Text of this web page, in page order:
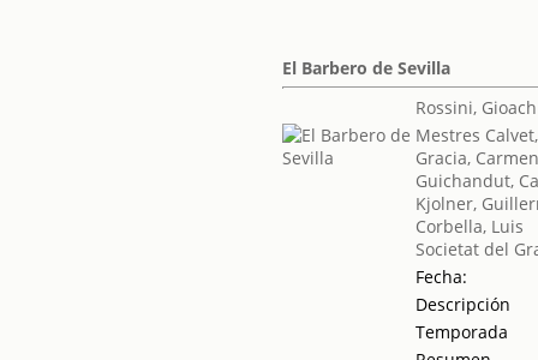
El Barbero de Sevilla
Rossini,
Mestres
Gracia,
Guichandut,
Kjolner,
Corbella, Luis
Societat del
Fecha:
Descripción
Temporada